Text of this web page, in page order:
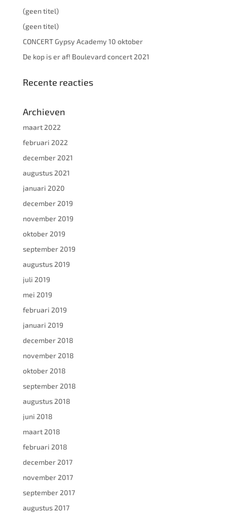
(geen titel)
(geen titel)
CONCERT Gypsy Academy 10 oktober
De kop is er af! Boulevard concert 2021
Recente reacties
Archieven
maart 2022
februari 2022
december 2021
augustus 2021
januari 2020
december 2019
november 2019
oktober 2019
september 2019
augustus 2019
juli 2019
mei 2019
februari 2019
januari 2019
december 2018
november 2018
oktober 2018
september 2018
augustus 2018
juni 2018
maart 2018
februari 2018
december 2017
november 2017
september 2017
augustus 2017